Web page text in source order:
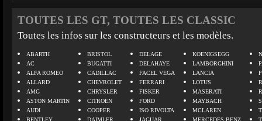
TOUTES LES GT, TOUTES LES CLASSIC
Toutes les infos sur les constructeurs et les modèles.
ABARTH
AC
ALFA ROMEO
ALLARD
AMG
ASTON MARTIN
AUDI
BENTLEY
BRISTOL
BUGATTI
CADILLAC
CHEVROLET
CHRYSLER
CITROEN
COOPER
DAIMLER
DELAGE
DELAHAYE
FACEL VEGA
FERRARI
FISKER
FORD
ISO RIVOLTA
JAGUAR
KOENIGSEGG
LAMBORGHINI
LANCIA
LOTUS
MASERATI
MAYBACH
MCLAREN
MERCEDES BENZ